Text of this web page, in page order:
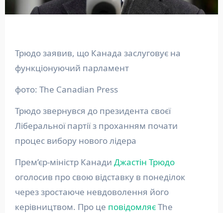
Трюдо заявив, що Канада заслуговує на
функціонуючий парламент
фото: The Canadian Press
Трюдо звернувся до президента своєї
Ліберальної партії з проханням почати
процес вибору нового лідера
Прем’єр-міністр Канади Джастін Трюдо
оголосив про свою відставку в понеділок
через зростаюче невдоволення його
керівництвом. Про це повідомляєThe